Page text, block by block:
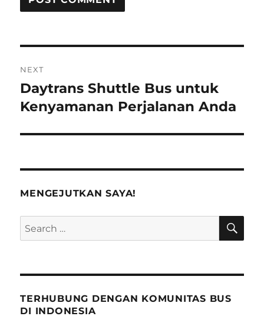
navigation
NEXT
Next
post:
Daytrans Shuttle Bus untuk
Kenyamanan Perjalanan Anda
MENGEJUTKAN SAYA!
Search
for:
TERHUBUNG DENGAN KOMUNITAS BUS
DI INDONESIA